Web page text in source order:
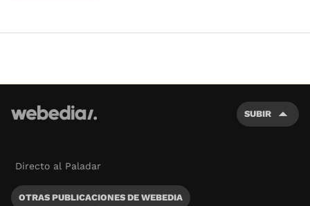
SUBIR
Directo al Paladar
OTRAS PUBLICACIONES DE WEBEDIA